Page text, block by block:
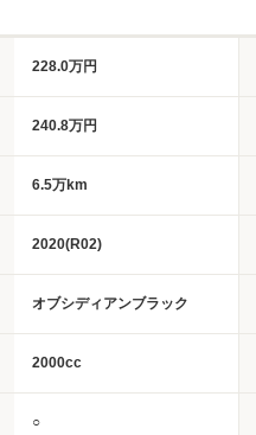
228.0万円
240.8万円
6.5万km
2020(R02)
オブシディアンブラック
2000cc
○